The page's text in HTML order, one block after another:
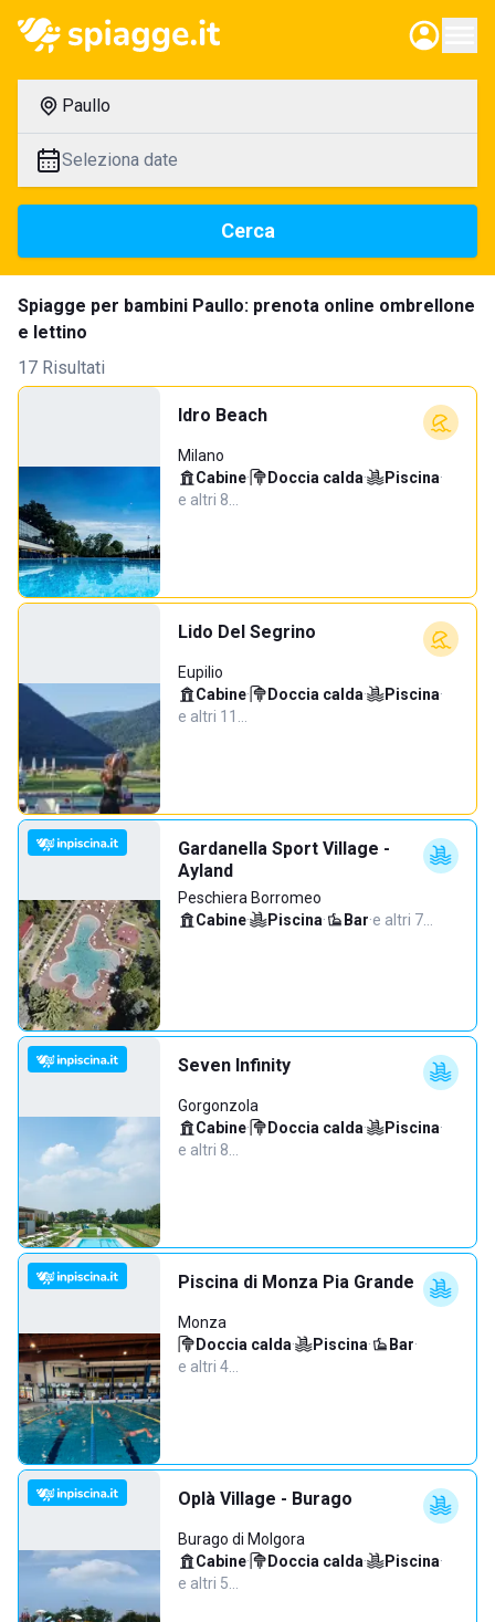
Paullo
Seleziona date
Cerca
Spiagge per bambini Paullo: prenota online ombrellone
e lettino
17 Risultati
Idro Beach
Milano
Cabine· Doccia calda· Piscina·
e altri 8…
Lido Del Segrino
Eupilio
Cabine· Doccia calda· Piscina·
e altri 11…
Gardanella Sport Village -
Ayland
Peschiera Borromeo
Cabine· Piscina· Bar·e altri 7…
Seven Infinity
Gorgonzola
Cabine· Doccia calda· Piscina·
e altri 8…
Piscina di Monza Pia Grande
Monza
Doccia calda· Piscina· Bar·
e altri 4…
Oplà Village - Burago
Burago di Molgora
Cabine· Doccia calda· Piscina·
e altri 5…